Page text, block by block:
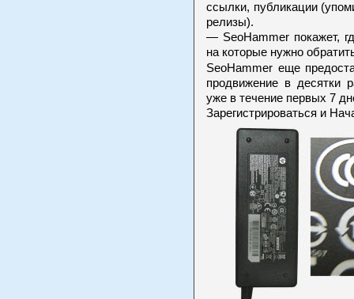
ссылки, публикации
релизы).
— SeoHammer покажет,
на которые нужно
SeoHammer еще
продвижение в десятки
уже в течение первых 7
Зарегистрироваться и